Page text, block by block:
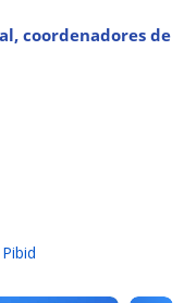
coordenadores de